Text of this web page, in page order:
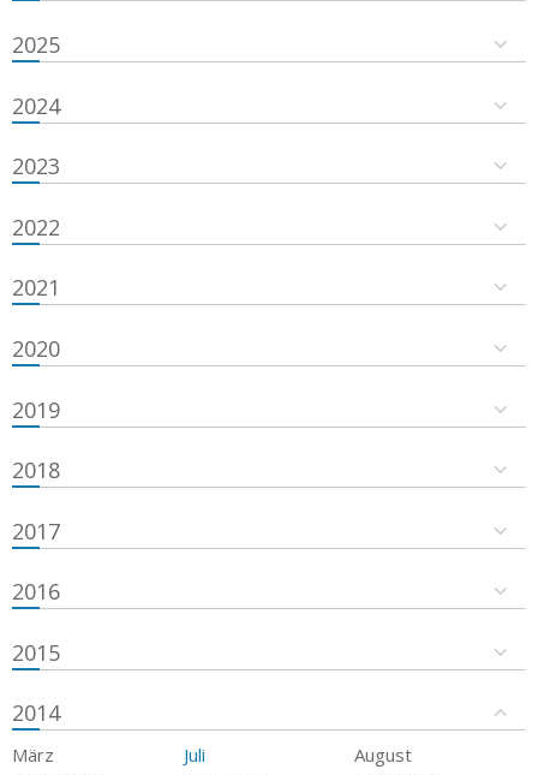
2025
2024
2023
2022
2021
2020
2019
2018
2017
2016
2015
2014
März Juli
August